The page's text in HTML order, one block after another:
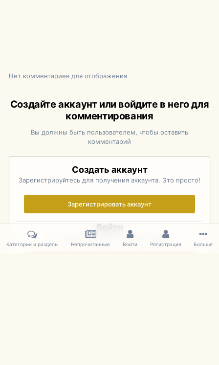
Нет комментариев для отображения
Создайте аккаунт или войдите в него для
комментирования
Вы должны быть пользователем, чтобы оставить
комментарий
Создать аккаунт
Зарегистрируйтесь для получения аккаунта. Это просто!
Зарегистрировать аккаунт
Войти
Уже зарегистрированы? Войдите здесь.
Категории и разделы Непрочитанные Войти Регистрация Больше